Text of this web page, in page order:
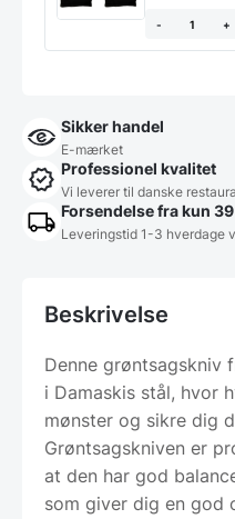
- +
Sikker handel
E-mærket
Professionel kvalitet
Vi leverer til danske
Forsendelse fra kun
Leveringstid 1-3 hverdage
Beskrivelse
Denne grøntsagskniv
i Damaskis stål, hvor
mønster og sikre dig
Grøntsagskniven er
at den har god
som giver dig en god